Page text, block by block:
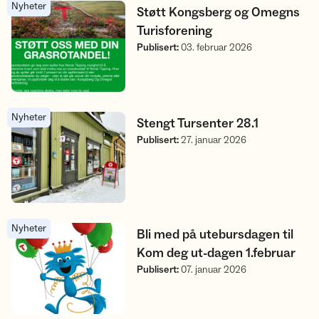
Støtt Kongsberg og Omegns Turisforening
Nyheter
Publisert:03. februar 2026
Støtt Kongsberg og Omegns
Turisforening
Stengt Tursenter 28.1
Nyheter
Publisert:27. januar 2026
Stengt Tursenter 28.1
Bli med på utebursdagen til Kom deg ut-dagen 1.februar
Nyheter
Publisert:07. januar 2026
Bli med på utebursdagen til
Kom deg ut-dagen 1.februar